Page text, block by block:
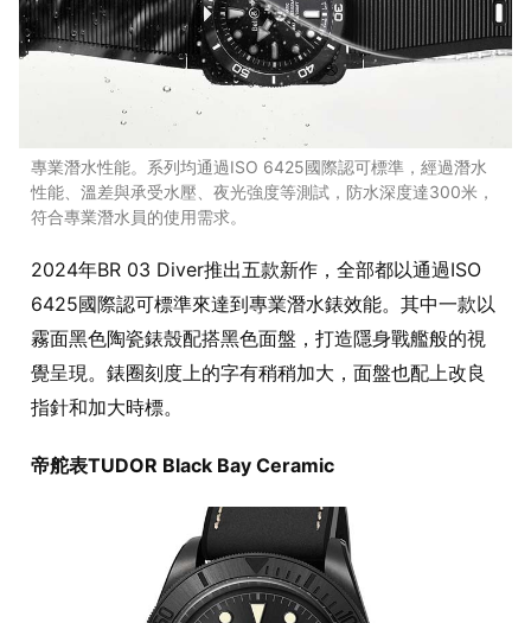
專業潛水性能。系列均通過ISO 6425國際認可標準，經過潛水
性能、溫差與承受水壓、夜光強度等測試，防水深度達300米，
符合專業潛水員的使用需求。
2024年BR 03 Diver推出五款新作，全部都以通過ISO
6425國際認可標準來達到專業潛水錶效能。其中一款以
霧面黑色陶瓷錶殼配搭黑色面盤，打造隱身戰艦般的視
覺呈現。錶圈刻度上的字有稍稍加大，面盤也配上改良
指針和加大時標。
帝舵表TUDOR Black Bay Ceramic